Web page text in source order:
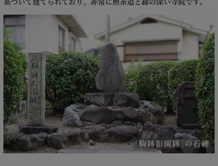
基づいて建てられており、非常に煎茶道と縁の深い寺院です。